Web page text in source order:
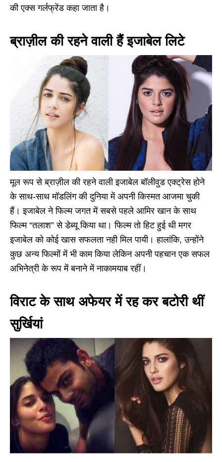
की एक्स गर्लफ्रेंड कहा जाता है।
ब्राज़ील की रहने वाली हैं इजाबेल लिटे
मूल रूप से ब्राज़ील की रहने वाली इजाबेल बॉलीवुड एक्ट्रेस होने
के साथ-साथ मॉडलिंग की दुनिया में अपनी किस्मत आजमा चुकी
हैं। इजाबेल ने फिल्म जगत में सबसे पहले आमिर खान के साथ
फिल्म “तलाश” से डेब्यू किया था। फिल्म तो हिट हुई थी मगर
इजाबेल को कोई खास सफलता नही मिल पायी। हालांकि, उन्होंने
कुछ अन्य फिल्मों में भी काम किया लेकिन अपनी पहचान एक सफल
अभिनेत्री के रूप में बनाने में नाकामयाब रहीं।
विराट के साथ अफेयर में रह कर बटोरी थीं
सुर्खियां